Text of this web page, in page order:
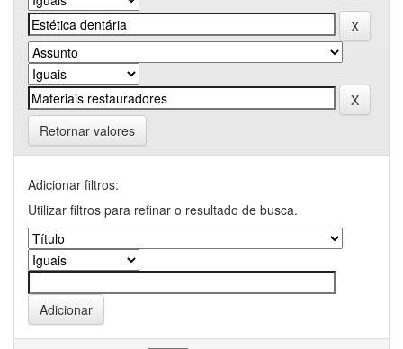
Retornar valores
Adicionar filtros:
Utilizar filtros para refinar o resultado de busca.